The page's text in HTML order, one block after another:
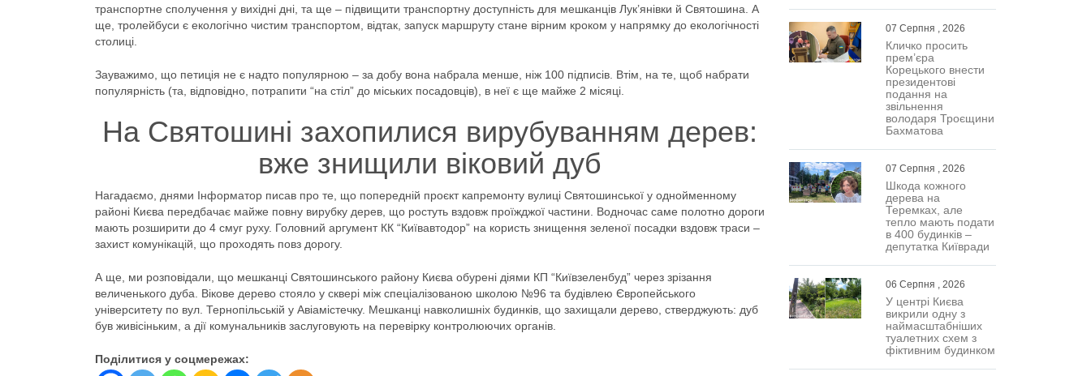
транспортне сполучення у вихідні дні, та ще – підвищити транспортну доступність для мешканців Лук’янівки й Святошина. А
ще, тролейбуси є екологічно чистим транспортом, відтак, запуск маршруту стане вірним кроком у напрямку до екологічності
столиці.
Зауважимо, що петиція не є надто популярною – за добу вона набрала менше, ніж 100 підписів. Втім, на те, щоб набрати
популярність (та, відповідно, потрапити “на стіл” до міських посадовців), в неї є ще майже 2 місяці.
На Святошині захопилися вирубуванням дерев:
вже знищили віковий дуб
Нагадаємо, днями Інформатор писав про те, що попередній проєкт капремонту вулиці Святошинської у однойменному
районі Києва передбачає майже повну вирубку дерев, що ростуть вздовж проїжджої частини. Водночас саме полотно дороги
мають розширити до 4 смуг руху. Головний аргумент КК “Київавтодор” на користь знищення зеленої посадки вздовж траси –
захист комунікацій, що проходять повз дорогу.
А ще, ми розповідали, що мешканці Святошинського району Києва обурені діями КП “Київзеленбуд” через зрізання
величенького дуба. Вікове дерево стояло у сквері між спеціалізованою школою №96 та будівлею Європейського
університету по вул. Тернопільській у Авіамістечку. Мешканці навколишніх будинків, що захищали дерево, стверджують: дуб
був живісіньким, а дії комунальників заслуговують на перевірку контролюючих органів.
Поділитися у соцмережах:
07 Серпня , 2026
Кличко просить
прем’єра
Корецького внести
президентові
подання на
звільнення
володаря Троєщини
Бахматова
07 Серпня , 2026
Шкода кожного
дерева на
Теремках, але
тепло мають подати
в 400 будинків –
депутатка Київради
06 Серпня , 2026
У центрі Києва
викрили одну з
наймасштабніших
туалетних схем з
фіктивним будинком